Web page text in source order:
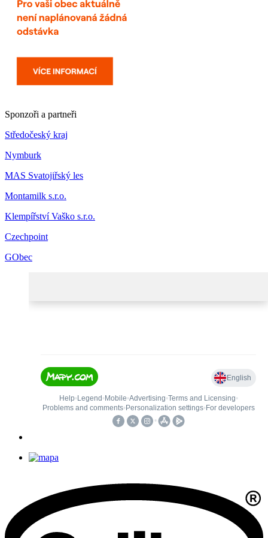
Sponzoři a partneři
Středočeský kraj
Nymburk
MAS Svatojiřský les
Montamilk s.r.o.
Klempířství Vaško s.r.o.
Czechpoint
GObec